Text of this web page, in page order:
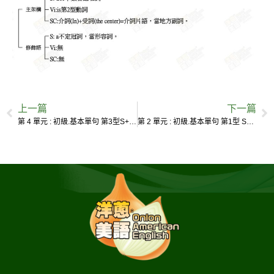
上一篇 下一篇
第 2 單元 : 初級.基本單句 第1型 S+Vi